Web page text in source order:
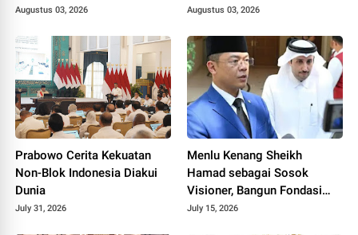
5 Poin
Augustus 03, 2026
Miliar pada 2030
Augustus 03, 2026
Prabowo Cerita Kekuatan
Non-Blok Indonesia Diakui
Dunia
July 31, 2026
Menlu Kenang Sheikh
Hamad sebagai Sosok
Visioner, Bangun Fondasi
Bilateral Indonesia-Qatar
July 15, 2026